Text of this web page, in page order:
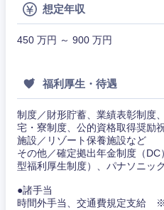
想定年収
450 万円 ～ 900 万円
福利厚生・待遇
制度／財形貯蓄、業績表彰制度
宅・寮制度、公的資格取得奨励
施設／リゾート保養施設など
その他／確定拠出年金制度（
型福利厚生制度）、パナソニ
●諸手当
時間外手当、交通費規定支給